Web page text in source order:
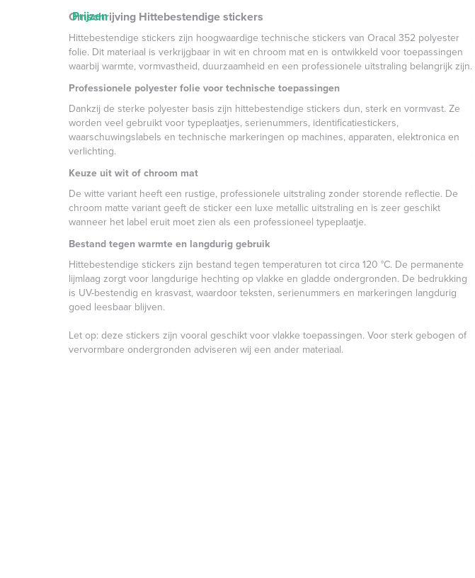
Prijzen
Omschrijving Hittebestendige stickers
Hittebestendige stickers zijn hoogwaardige technische stickers van Oracal 352 polyester
folie. Dit materiaal is verkrijgbaar in wit en chroom mat en is ontwikkeld voor toepassingen
waarbij warmte, vormvastheid, duurzaamheid en een professionele uitstraling belangrijk zijn.
Professionele polyester folie voor technische toepassingen
Dankzij de sterke polyester basis zijn hittebestendige stickers dun, sterk en vormvast. Ze
worden veel gebruikt voor typeplaatjes, serienummers, identificatiestickers,
waarschuwingslabels en technische markeringen op machines, apparaten, elektronica en
verlichting.
Keuze uit wit of chroom mat
De witte variant heeft een rustige, professionele uitstraling zonder storende reflectie. De
chroom matte variant geeft de sticker een luxe metallic uitstraling en is zeer geschikt
wanneer het label eruit moet zien als een professioneel typeplaatje.
Bestand tegen warmte en langdurig gebruik
Hittebestendige stickers zijn bestand tegen temperaturen tot circa 120 °C. De permanente
lijmlaag zorgt voor langdurige hechting op vlakke en gladde ondergronden. De bedrukking
is UV-bestendig en krasvast, waardoor teksten, serienummers en markeringen langdurig
goed leesbaar blijven.
Let op: deze stickers zijn vooral geschikt voor vlakke toepassingen. Voor sterk gebogen of
vervormbare ondergronden adviseren wij een ander materiaal.